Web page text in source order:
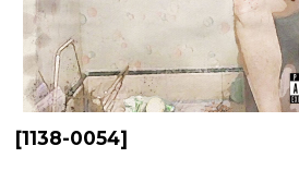
[1138-0054]